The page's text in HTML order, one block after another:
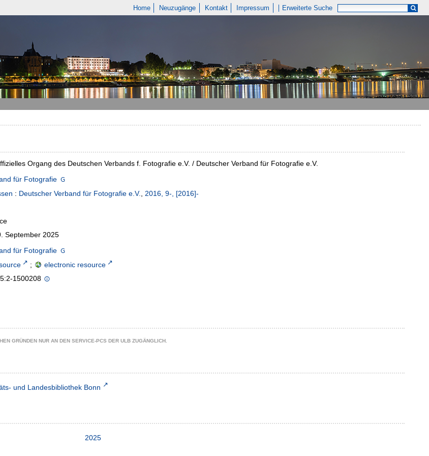
Home Neuzugänge Kontakt Impressum Erweiterte Suche
Organg des Deutschen Verbands f. Fotografie e.V. / Deutscher Verband für Fotografie e.V.
für Fotografie
: Deutscher Verband für Fotografie e.V., 2016, 9-, [2016]-
September 2025
für Fotografie
;
electronic resource
1500208
GRÜNDEN NUR AN DEN SERVICE-PCS DER ULB ZUGÄNGLICH.
und Landesbibliothek Bonn
2025